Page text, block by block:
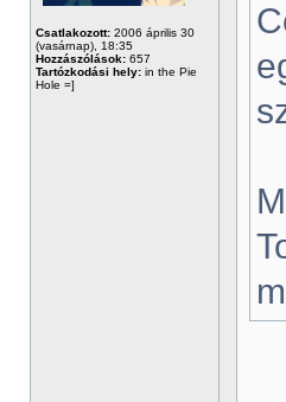
Csatlakozott: 2006 április 30
(vasárnap), 18:35
Hozzászólások: 657
Tartózkodási hely: in the Pie
Hole =]